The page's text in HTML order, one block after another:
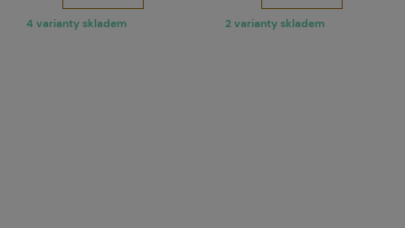
4 varianty skladem 2 varianty skladem